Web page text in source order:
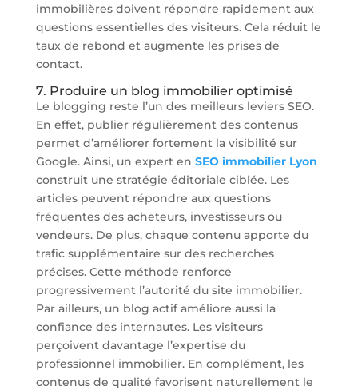
immobilières doivent répondre rapidement aux
questions essentielles des visiteurs. Cela réduit le
taux de rebond et augmente les prises de
contact.
7. Produire un blog immobilier optimisé
Le blogging reste l’un des meilleurs leviers SEO.
En effet, publier régulièrement des contenus
permet d’améliorer fortement la visibilité sur
Google. Ainsi, un expert en SEO immobilier Lyon
construit une stratégie éditoriale ciblée. Les
articles peuvent répondre aux questions
fréquentes des acheteurs, investisseurs ou
vendeurs. De plus, chaque contenu apporte du
trafic supplémentaire sur des recherches
précises. Cette méthode renforce
progressivement l’autorité du site immobilier.
Par ailleurs, un blog actif améliore aussi la
confiance des internautes. Les visiteurs
perçoivent davantage l’expertise du
professionnel immobilier. En complément, les
contenus de qualité favorisent naturellement le